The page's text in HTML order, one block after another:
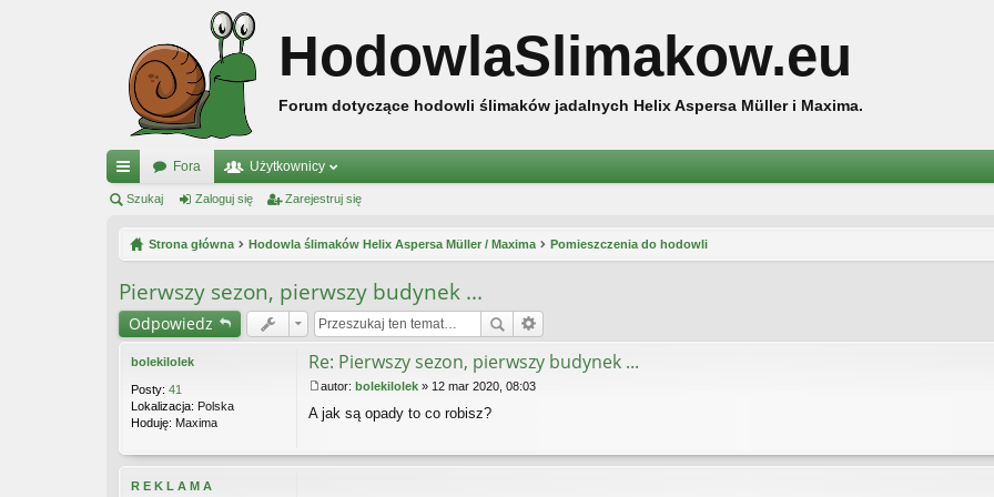
HodowlaSlimakow.eu
Forum dotyczące hodowli ślimaków jadalnych Helix Aspersa Müller i Maxima.
ię
…
Fora Użytkownicy
Szukaj Zaloguj się Zarejestruj się
Strona główna Hodowla ślimaków Helix Aspersa Müller / Maxima Pomieszczenia do hodowli
Pierwszy sezon, pierwszy budynek ...
Odpowiedz
bolekilolek
Posty: 41
Lokalizacja: Polska
Hoduję: Maxima
Re: Pierwszy sezon, pierwszy budynek ...
o
autor: bolekilolek » 12 mar 2020, 08:03
A jak są opady to co robisz?
R E K L A M A